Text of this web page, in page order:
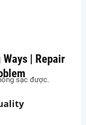
| Repair
sạc được.